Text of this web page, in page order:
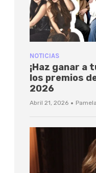
NOTICIAS
¡Haz ganar a
los premios
2026
Abril 21, 2026 ·